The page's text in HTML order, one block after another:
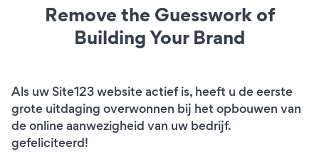
Remove the Guesswork of
Building Your Brand
Als uw Site123 website actief is, heeft u de eerste
grote uitdaging overwonnen bij het opbouwen van
de online aanwezigheid van uw bedrijf.
gefeliciteerd!